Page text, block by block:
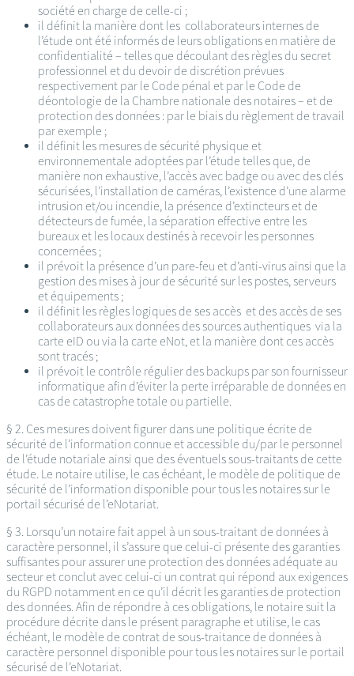
société en charge de celle-ci ;
il définit la manière dont les collaborateurs internes de
l’étude ont été informés de leurs obligations en matière de
confidentialité – telles que découlant des règles du secret
professionnel et du devoir de discrétion prévues
respectivement par le Code pénal et par le Code de
déontologie de la Chambre nationale des notaires – et de
protection des données : par le biais du règlement de travail
par exemple ;
il définit les mesures de sécurité physique et
environnementale adoptées par l’étude telles que, de
manière non exhaustive, l’accès avec badge ou avec des clés
sécurisées, l’installation de caméras, l’existence d’une alarme
intrusion et/ou incendie, la présence d’extincteurs et de
détecteurs de fumée, la séparation effective entre les
bureaux et les locaux destinés à recevoir les personnes
concernées ;
il prévoit la présence d’un pare-feu et d’anti-virus ainsi que la
gestion des mises à jour de sécurité sur les postes, serveurs
et équipements ;
il définit les règles logiques de ses accès et des accès de ses
collaborateurs aux données des sources authentiques via la
carte eID ou via la carte eNot, et la manière dont ces accès
sont tracés ;
il prévoit le contrôle régulier des backups par son fournisseur
informatique afin d’éviter la perte irréparable de données en
cas de catastrophe totale ou partielle.
§ 2. Ces mesures doivent figurer dans une politique écrite de
sécurité de l’information connue et accessible du/par le personnel
de l’étude notariale ainsi que des éventuels sous-traitants de cette
étude. Le notaire utilise, le cas échéant, le modèle de politique de
sécurité de l’information disponible pour tous les notaires sur le
portail sécurisé de l’eNotariat.
§ 3. Lorsqu’un notaire fait appel à un sous-traitant de données à
caractère personnel, il s’assure que celui-ci présente des garanties
suffisantes pour assurer une protection des données adéquate au
secteur et conclut avec celui-ci un contrat qui répond aux exigences
du RGPD notamment en ce qu’il décrit les garanties de protection
des données. Afin de répondre à ces obligations, le notaire suit la
procédure décrite dans le présent paragraphe et utilise, le cas
échéant, le modèle de contrat de sous-traitance de données à
caractère personnel disponible pour tous les notaires sur le portail
sécurisé de l’eNotariat.